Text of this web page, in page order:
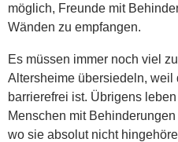
möglich, Freunde mit
Wänden zu empfangen.
Es müssen immer noch viel
Altersheime übersiedeln,
barrierefrei ist. Übrigens
Menschen mit
wo sie absolut nicht